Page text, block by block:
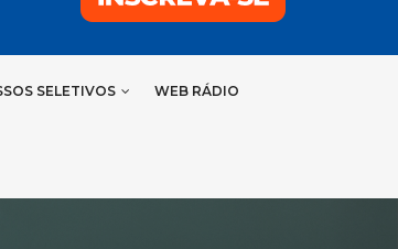
SELETIVOS WEB RÁDIO